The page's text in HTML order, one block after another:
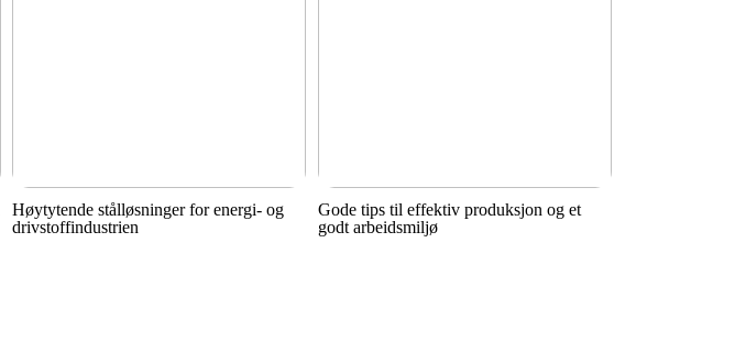
Høytytende stålløsninger for energi- og
drivstoffindustrien
Gode tips til effektiv produksjon og et
godt arbeidsmiljø